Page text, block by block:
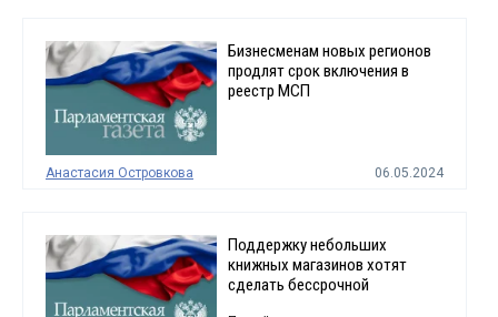
Бизнесменам новых регионов
продлят срок включения в
реестр МСП
Анастасия Островкова 06.05.2024
Поддержку небольших
книжных магазинов хотят
сделать бессрочной